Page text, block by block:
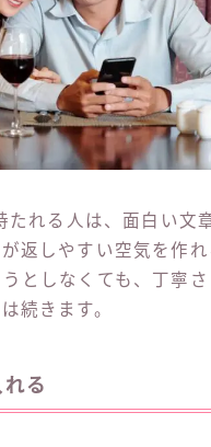
たれる人は、面白い文
返しやすい空気を作れ
としなくても、丁寧
続きます。
る